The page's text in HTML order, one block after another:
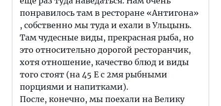
понравилось там в ресторане «Антигона»
, собственно мы туда и ехали в Ульцынь.
Там чудесные виды, прекрасная рыба, но
это относительно дорогой ресторанчик,
хотя отношение, качество блюд и виды
того стоят (на 45 Е с 2мя рыбными
порциями и напитками).
После, конечно, мы поехали на Велику